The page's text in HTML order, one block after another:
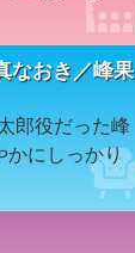
なおき／峰果
郎役だった峰
かにしっかり